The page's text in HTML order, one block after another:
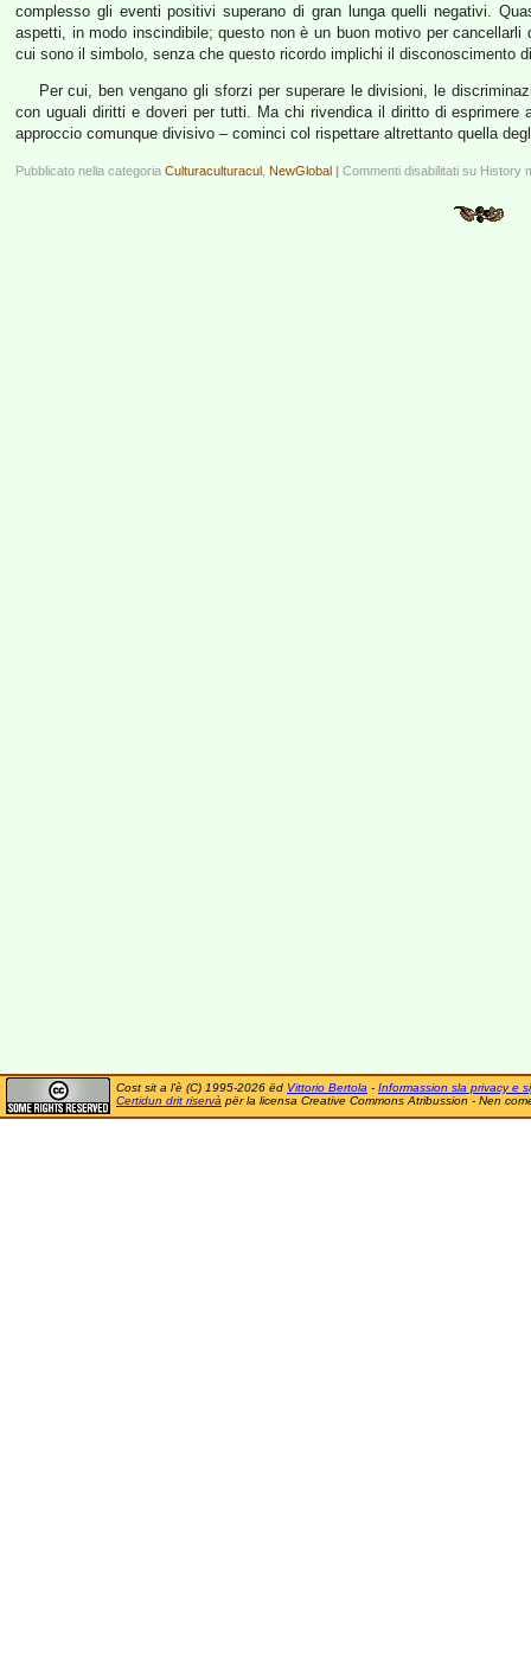
complesso gli eventi positivi superano di gran lunga quelli negativi.
aspetti, in modo inscindibile; questo non è un buon motivo per
cui sono il simbolo, senza che questo ricordo implichi il disconoscimento
Per cui, ben vengano gli sforzi per superare le divisioni, le
con uguali diritti e doveri per tutti. Ma chi rivendica il diritto di
approccio comunque divisivo – cominci col rispettare altrettanto quella
Pubblicato nella categoria Culturaculturacul NewGlobal | Commenti disabilitati su History
Cost sit a l'è (C) 1995-2026 ëd Vittorio Bertola - Informassion sla privacy e
Certidun drit riservà për la licensa Creative Commons Atribussion - Nen